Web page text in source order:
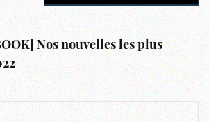
Nos nouvelles les plus